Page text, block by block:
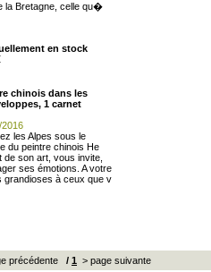
la Bretagne, celle qu�
en stock
chinois dans les
1 carnet
2016
les Alpes sous le
du peintre chinois He
de son art, vous invite,
ses émotions. A votre
grandioses à ceux que v
précédente / 1 > page suivante